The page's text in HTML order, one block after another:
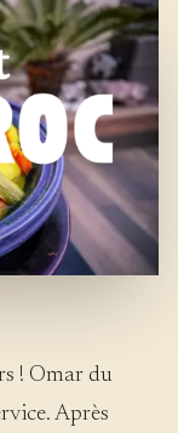
! Omar du
Après